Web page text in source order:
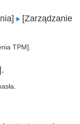
[Zarządzanie
TPM].